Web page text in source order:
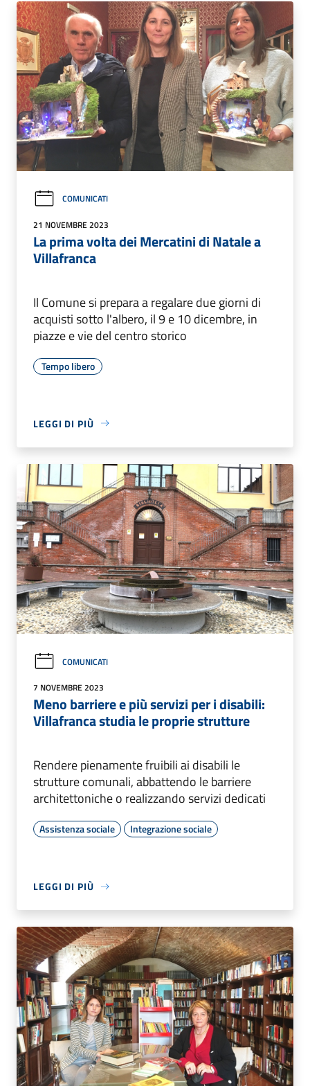
COMUNICATI
21 NOVEMBRE 2023
La prima volta dei Mercatini di Natale a
Villafranca
Il Comune si prepara a regalare due giorni di
acquisti sotto l'albero, il 9 e 10 dicembre, in
piazze e vie del centro storico
Tempo libero
LEGGI DI PIÙ
COMUNICATI
7 NOVEMBRE 2023
Meno barriere e più servizi per i disabili:
Villafranca studia le proprie strutture
Rendere pienamente fruibili ai disabili le
strutture comunali, abbattendo le barriere
architettoniche o realizzando servizi dedicati
Assistenza sociale Integrazione sociale
LEGGI DI PIÙ